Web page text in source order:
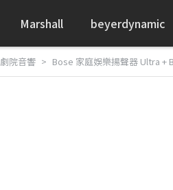
Marshall beyerdynamic
劇院音響 Bose 家庭娛樂揚聲器 Ultra +